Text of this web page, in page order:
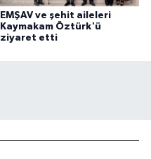
EMŞAV ve şehit aileleri
Kaymakam Öztürk'ü
ziyaret etti